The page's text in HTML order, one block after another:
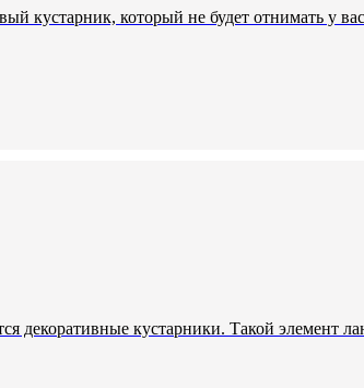
кустарник, который не будет отнимать у
декоративные кустарники. Такой элемент